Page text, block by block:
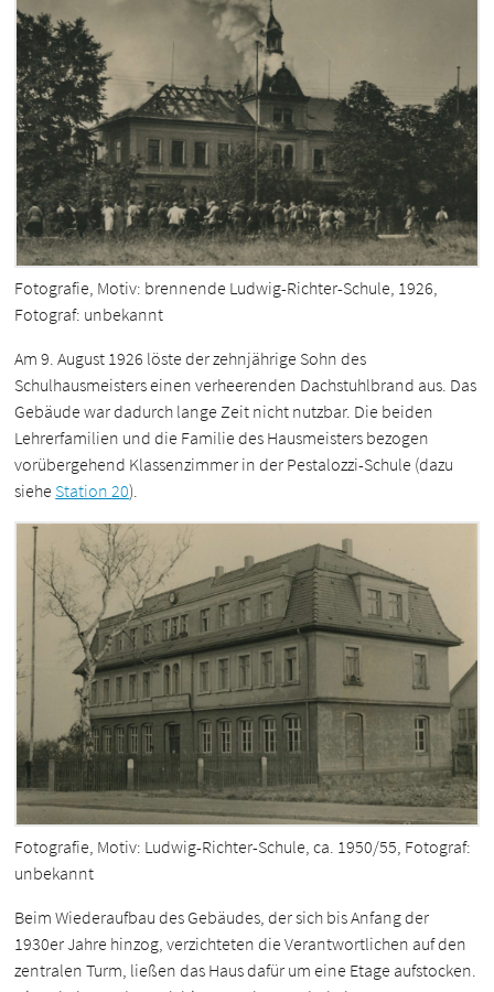
Fotografie, Motiv: brennende Ludwig-Richter-Schule, 1926,
Fotograf: unbekannt
Am 9. August 1926 löste der zehnjährige Sohn des
Schulhausmeisters einen verheerenden Dachstuhlbrand aus. Das
Gebäude war dadurch lange Zeit nicht nutzbar. Die beiden
Lehrerfamilien und die Familie des Hausmeisters bezogen
vorübergehend Klassenzimmer in der Pestalozzi-Schule (dazu
siehe Station 20).
Fotografie, Motiv: Ludwig-Richter-Schule, ca. 1950/55, Fotograf:
unbekannt
Beim Wiederaufbau des Gebäudes, der sich bis Anfang der
1930er Jahre hinzog, verzichteten die Verantwortlichen auf den
zentralen Turm, ließen das Haus dafür um eine Etage aufstocken.